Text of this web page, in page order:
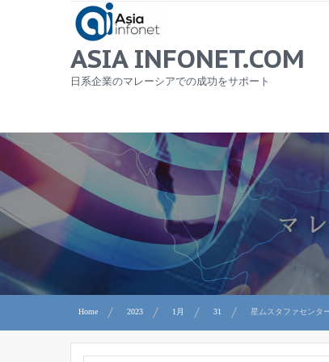
ASIA INFONET.COM
日系企業のマレーシアでの成功をサポート
Home 2023 1月 31 星ムスタファセンタ